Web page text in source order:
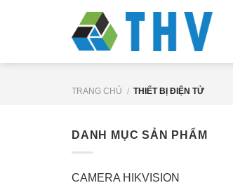
dung
TRANG CHỦ / THIẾT BỊ ĐIỆN TỬ
DANH MỤC SẢN PHẨM
CAMERA HIKVISION